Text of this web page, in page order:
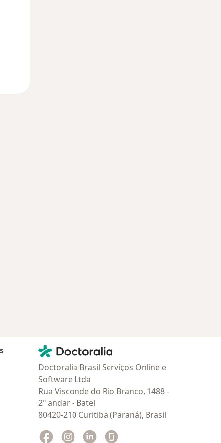
Contato
Doctoralia - Homepage
Doctoralia Brasil Serviços Online e
Software Ltda
Rua Visconde do Rio Branco, 1488 -
2º andar - Batel
80420-210 Curitiba (Paraná), Brasil
Facebook
abre num novo separador
Instagram
abre num novo separador
Linkedin
abre num novo separador